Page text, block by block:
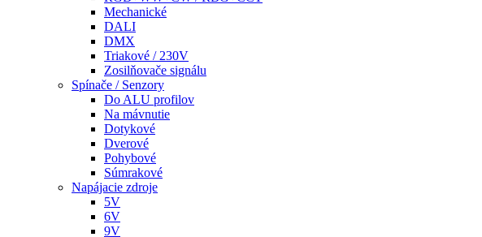
Mechanické
DALI
DMX
Triakové / 230V
Zosilňovače signálu
Spínače / Senzory
Do ALU profilov
Na mávnutie
Dotykové
Dverové
Pohybové
Súmrakové
Napájacie zdroje
5V
6V
9V